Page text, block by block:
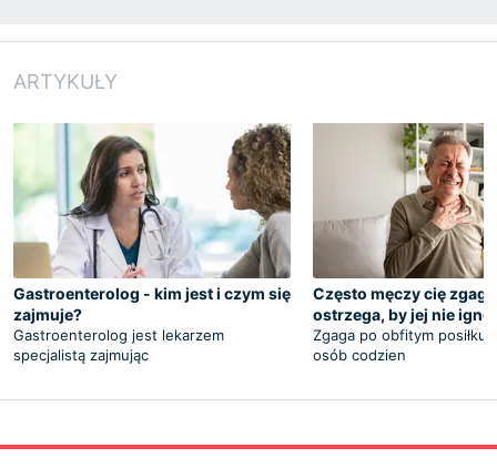
ARTYKUŁY
Gastroenterolog - kim jest i czym się
zajmuje?
Gastroenterolog jest lekarzem
specjalistą zajmując
Często męczy cię
ostrzega, by jej nie
Zgaga po obfitym posiłku
osób codzien